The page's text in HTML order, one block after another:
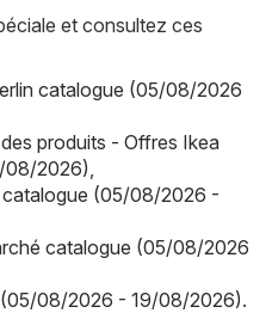
et consultez ces
catalogue (05/08/2026
produits - Offres Ikea
08/2026)
(05/08/2026 -
catalogue (05/08/2026
08/2026 - 19/08/2026).